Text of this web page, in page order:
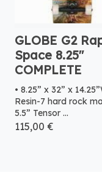
GLOBE G2
Space 8.25"
COMPLETE
• 8.25” x 32” x
Resin-7 hard rock
5.5” Tensor ...
115,00 €